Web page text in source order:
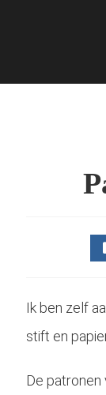
Ik ben zelf
stift en
De patronen